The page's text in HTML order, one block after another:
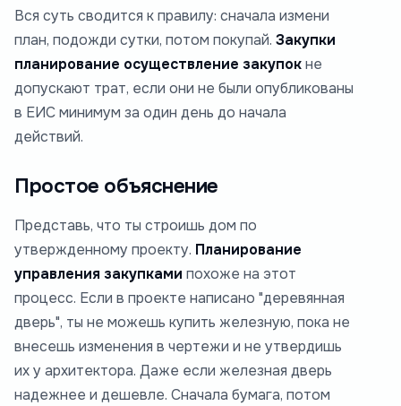
Вся суть сводится к правилу: сначала измени
план, подожди сутки, потом покупай. Закупки
планирование осуществление закупокне
допускают трат, если они не были опубликованы
в ЕИС минимум за один день до начала
действий.
Простое объяснение
Представь, что ты строишь дом по
утвержденному проекту. Планирование
управления закупками похоже на этот
процесс. Если в проекте написано "деревянная
дверь", ты не можешь купить железную, пока не
внесешь изменения в чертежи и не утвердишь
их у архитектора. Даже если железная дверь
надежнее и дешевле. Сначала бумага, потом